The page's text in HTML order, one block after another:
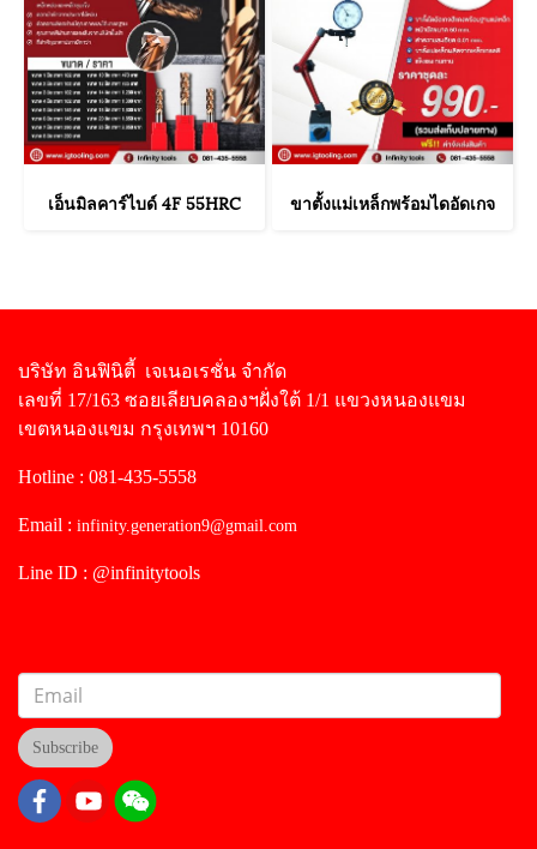
เอ็นมิลคาร์ไบด์ 4F 55HRC ขาตั้งแม่เหล็กพร้อมไดอัดเกจ
บริษัท อินฟินิตี้ เจเนอเรชั่น จำกัด
เลขที่ 17/163 ซอยเลียบคลองฯฝั่งใต้ 1/1 แขวงหนองแขม
เขตหนองแขม กรุงเทพฯ 10160
Hotline : 081-435-5558
Email : infinity.generation9@gmail.com
Line ID : @infinitytools
Subscribe